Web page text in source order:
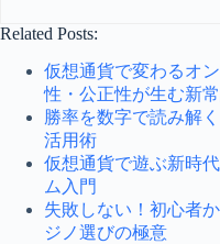
Related Posts:
仮想通貨で変わるオ
性・公正性が生む新
勝率を数字で読み解
活用術
仮想通貨で遊ぶ新時
ム入門
失敗しない！初心者
ジノ選びの極意